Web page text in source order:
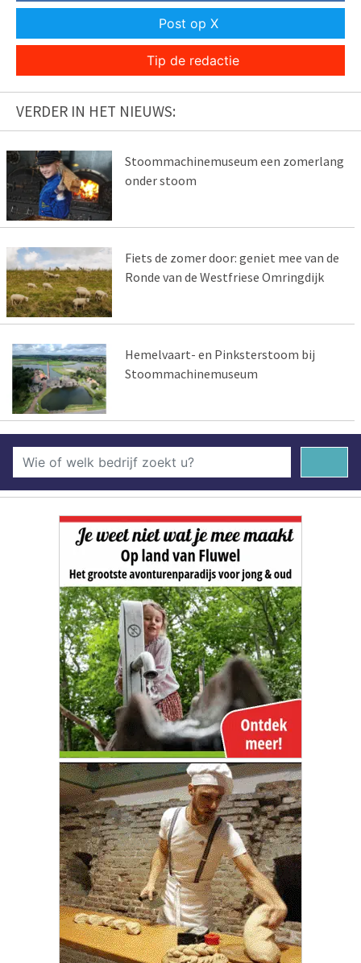
Post op X
Tip de redactie
VERDER IN HET NIEUWS:
Stoommachinemuseum een zomerlang
onder stoom
Fiets de zomer door: geniet mee van de
Ronde van de Westfriese Omringdijk
Hemelvaart- en Pinksterstoom bij
Stoommachinemuseum